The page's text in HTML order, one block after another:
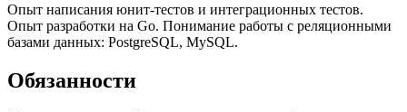
Опыт написания юнит-тестов и интеграционных тестов.
Опыт разработки на Go. Понимание работы с реляционными
базами данных: PostgreSQL, MySQL.
Обязанности